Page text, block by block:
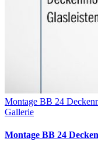
Montage BB 24
Gallerie
Montage BB 24